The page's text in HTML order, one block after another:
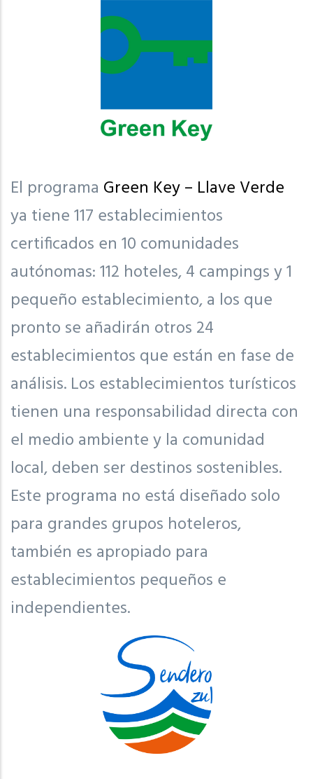
El programa Green Key – Llave Verde
ya tiene 117 establecimientos
certificados en 10 comunidades
autónomas: 112 hoteles, 4 campings y 1
pequeño establecimiento, a los que
pronto se añadirán otros 24
establecimientos que están en fase de
análisis. Los establecimientos turísticos
tienen una responsabilidad directa con
el medio ambiente y la comunidad
local, deben ser destinos sostenibles.
Este programa no está diseñado solo
para grandes grupos hoteleros,
también es apropiado para
establecimientos pequeños e
independientes.